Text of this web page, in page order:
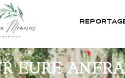
EURE